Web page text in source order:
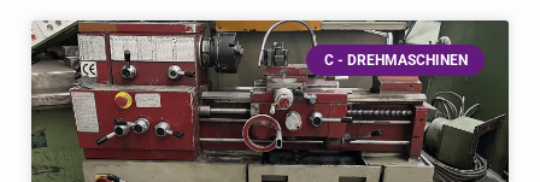
C - DREHMASCHINEN